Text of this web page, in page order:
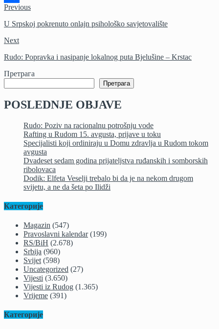
Share
Previous
U Srpskoj pokrenuto onlajn psihološko savjetovalište
Next
Rudo: Popravka i nasipanje lokalnog puta Bjelušine – Krstac
Претрага
Претрага
POSLEDNJE OBJAVE
Rudo: Poziv na racionalnu potrošnju vode
Rafting u Rudom 15. avgusta, prijave u toku
Specijalisti koji ordiniraju u Domu zdravlja u Rudom tokom
avgusta
Dvadeset sedam godina prijateljstva ruđanskih i somborskih
ribolovaca
Dodik: Elfeta Veselji trebalo bi da je na nekom drugom
svijetu, a ne da šeta po Ilidži
Категорије
Magazin (547)
Pravoslavni kalendar(199)
RS/BiH (2.678)
Srbija (960)
Svijet (598)
Uncategorized (27)
Vijesti (3.650)
Vijesti iz Rudog (1.365)
Vrijeme (391)
Категорије